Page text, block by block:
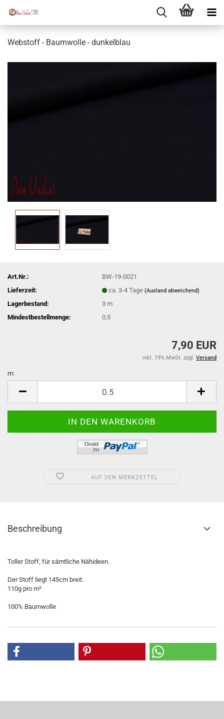
Webstoff - Baumwolle - dunkelblau
Art.Nr.:
BW-19-0021
Lieferzeit:
ca. 3-4 Tage(Ausland abweichend)
Lagerbestand: 3 m
Mindestbestellmenge:
0,5
7,90 EUR
inkl. 19% MwSt. zzgl. Versand
m:
AUF DEN MERKZETTEL
Beschreibung
Toller Stoff, für sämtliche Nähideen.
Der Stoff liegt 145cm breit.
110g pro m²
100% Baumwolle